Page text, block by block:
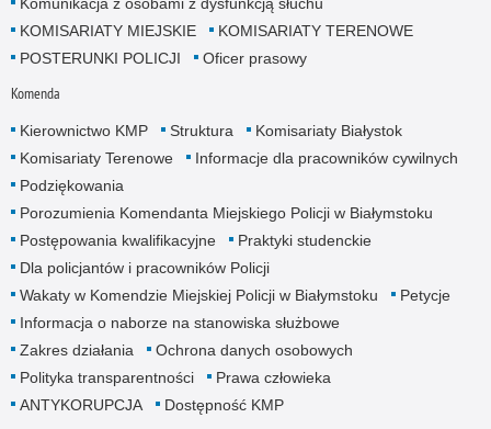
KOMISARIATY MIEJSKIE
KOMISARIATY TERENOWE
POSTERUNKI POLICJI
Oficer prasowy
Komenda
Kierownictwo KMP Struktura
Komisariaty Białystok
Komisariaty Terenowe
Informacje dla pracowników cywilnych
Podziękowania
Porozumienia Komendanta Miejskiego Policji w Białymstoku
Postępowania kwalifikacyjne
Praktyki studenckie
Dla policjantów i pracowników Policji
Wakaty w Komendzie Miejskiej Policji w Białymstoku
Petycje
Informacja o naborze na stanowiska służbowe
Zakres działania
Ochrona danych osobowych
Polityka transparentności
Prawa człowieka
ANTYKORUPCJA
Dostępność KMP